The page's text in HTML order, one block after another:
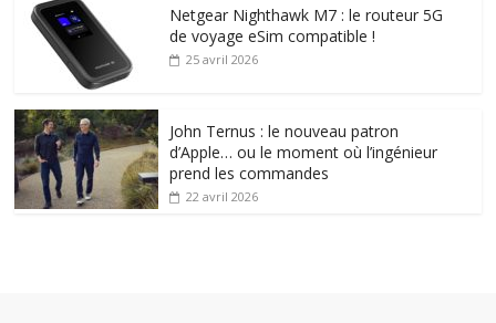
Netgear Nighthawk M7 : le routeur 5G
de voyage eSim compatible !
25 avril 2026
John Ternus : le nouveau patron
d’Apple… ou le moment où l’ingénieur
prend les commandes
22 avril 2026